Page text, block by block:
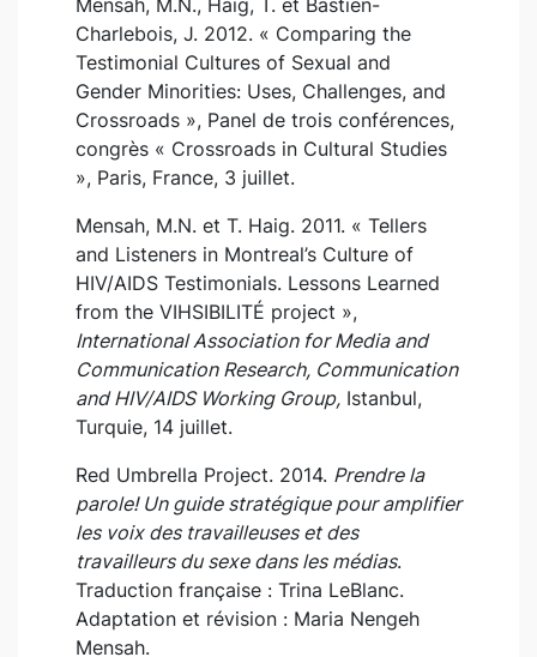
Mensah, M.N., Haig, T. et Bastien-
Charlebois, J. 2012. « Comparing the
Testimonial Cultures of Sexual and
Gender Minorities: Uses, Challenges, and
Crossroads », Panel de trois conférences,
congrès « Crossroads in Cultural Studies
», Paris, France, 3 juillet.
Mensah, M.N. et T. Haig. 2011. « Tellers
and Listeners in Montreal’s Culture of
HIV/AIDS Testimonials. Lessons Learned
from the VIHSIBILITÉ project »,
International Association for Media and
Communication Research, Communication
and HIV/AIDS Working Group, Istanbul,
Turquie, 14 juillet.
Red Umbrella Project. 2014. Prendre la
parole! Un guide stratégique pour amplifier
les voix des travailleuses et des
travailleurs du sexe dans les médias.
Traduction française : Trina LeBlanc.
Adaptation et révision : Maria Nengeh
Mensah.